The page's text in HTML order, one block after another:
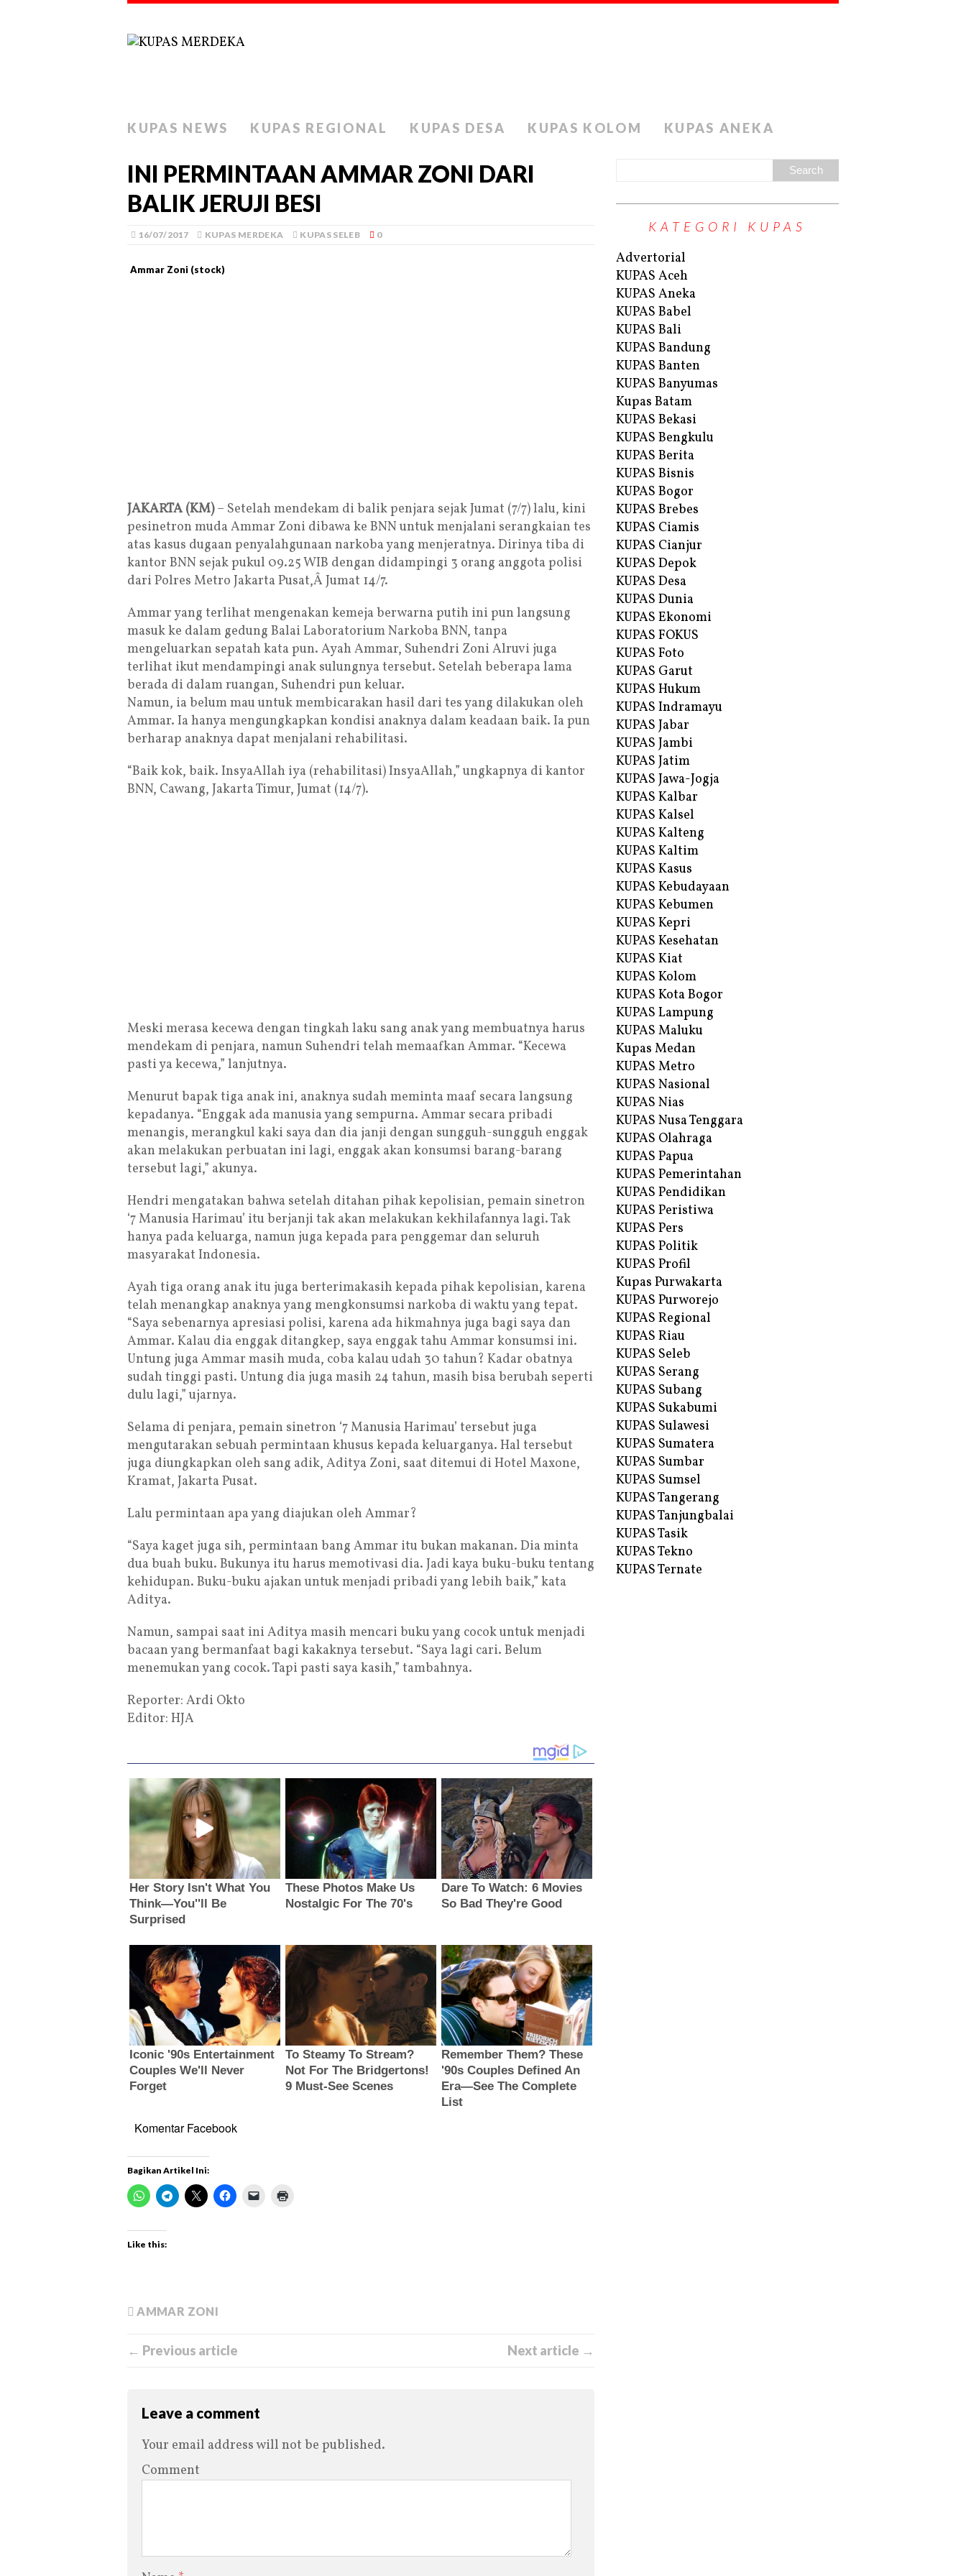
KUPAS NEWS KUPAS REGIONAL KUPAS DESA KUPAS KOLOM KUPAS ANEKA
INI PERMINTAAN AMMAR ZONI DARI
BALIK JERUJI BESI
16/07/2017 KUPAS MERDEKA KUPAS SELEB 0
Ammar Zoni (stock)
JAKARTA (KM)– Setelah mendekam di balik penjara sejak Jumat (7/7) lalu, kini
pesinetron muda Ammar Zoni dibawa ke BNN untuk menjalani serangkaian tes
atas kasus dugaan penyalahgunaan narkoba yang menjeratnya. Dirinya tiba di
kantor BNN sejak pukul 09.25 WIB dengan didampingi 3 orang anggota polisi
dari Polres Metro Jakarta Pusat,Â Jumat 14/7.
Ammar yang terlihat mengenakan kemeja berwarna putih ini pun langsung
masuk ke dalam gedung Balai Laboratorium Narkoba BNN, tanpa
mengeluarkan sepatah kata pun. Ayah Ammar, Suhendri Zoni Alruvi juga
terlihat ikut mendampingi anak sulungnya tersebut. Setelah beberapa lama
berada di dalam ruangan, Suhendri pun keluar.
Namun, ia belum mau untuk membicarakan hasil dari tes yang dilakukan oleh
Ammar. Ia hanya mengungkapkan kondisi anaknya dalam keadaan baik. Ia pun
berharap anaknya dapat menjalani rehabilitasi.
“Baik kok, baik. InsyaAllah iya (rehabilitasi) InsyaAllah,” ungkapnya di kantor
BNN, Cawang, Jakarta Timur, Jumat (14/7).
Meski merasa kecewa dengan tingkah laku sang anak yang membuatnya harus
mendekam di penjara, namun Suhendri telah memaafkan Ammar. “Kecewa
pasti ya kecewa,” lanjutnya.
Menurut bapak tiga anak ini, anaknya sudah meminta maaf secara langsung
kepadanya. “Enggak ada manusia yang sempurna. Ammar secara pribadi
menangis, merangkul kaki saya dan dia janji dengan sungguh-sungguh enggak
akan melakukan perbuatan ini lagi, enggak akan konsumsi barang-barang
tersebut lagi,” akunya.
Hendri mengatakan bahwa setelah ditahan pihak kepolisian, pemain sinetron
‘7 Manusia Harimau’ itu berjanji tak akan melakukan kekhilafannya lagi. Tak
hanya pada keluarga, namun juga kepada para penggemar dan seluruh
masyarakat Indonesia.
Ayah tiga orang anak itu juga berterimakasih kepada pihak kepolisian, karena
telah menangkap anaknya yang mengkonsumsi narkoba di waktu yang tepat.
“Saya sebenarnya apresiasi polisi, karena ada hikmahnya juga bagi saya dan
Ammar. Kalau dia enggak ditangkep, saya enggak tahu Ammar konsumsi ini.
Untung juga Ammar masih muda, coba kalau udah 30 tahun? Kadar obatnya
sudah tinggi pasti. Untung dia juga masih 24 tahun, masih bisa berubah seperti
dulu lagi,” ujarnya.
Selama di penjara, pemain sinetron ‘7 Manusia Harimau’ tersebut juga
mengutarakan sebuah permintaan khusus kepada keluarganya. Hal tersebut
juga diungkapkan oleh sang adik, Aditya Zoni, saat ditemui di Hotel Maxone,
Kramat, Jakarta Pusat.
Lalu permintaan apa yang diajukan oleh Ammar?
“Saya kaget juga sih, permintaan bang Ammar itu bukan makanan. Dia minta
dua buah buku. Bukunya itu harus memotivasi dia. Jadi kaya buku-buku tentang
kehidupan. Buku-buku ajakan untuk menjadi pribadi yang lebih baik,” kata
Aditya.
Namun, sampai saat ini Aditya masih mencari buku yang cocok untuk menjadi
bacaan yang bermanfaat bagi kakaknya tersebut. “Saya lagi cari. Belum
menemukan yang cocok. Tapi pasti saya kasih,” tambahnya.
Reporter: Ardi Okto
Editor: HJA
Komentar Facebook
Bagikan Artikel Ini:
Like this:
AMMAR ZONI
← Previous article Next article →
Leave a comment
Your email address will not be published.
Comment
KATEGORI KUPAS
Advertorial
KUPAS Aceh
KUPAS Aneka
KUPAS Babel
KUPAS Bali
KUPAS Bandung
KUPAS Banten
KUPAS Banyumas
Kupas Batam
KUPAS Bekasi
KUPAS Bengkulu
KUPAS Berita
KUPAS Bisnis
KUPAS Bogor
KUPAS Brebes
KUPAS Ciamis
KUPAS Cianjur
KUPAS Depok
KUPAS Desa
KUPAS Dunia
KUPAS Ekonomi
KUPAS FOKUS
KUPAS Foto
KUPAS Garut
KUPAS Hukum
KUPAS Indramayu
KUPAS Jabar
KUPAS Jambi
KUPAS Jatim
KUPAS Jawa-Jogja
KUPAS Kalbar
KUPAS Kalsel
KUPAS Kalteng
KUPAS Kaltim
KUPAS Kasus
KUPAS Kebudayaan
KUPAS Kebumen
KUPAS Kepri
KUPAS Kesehatan
KUPAS Kiat
KUPAS Kolom
KUPAS Kota Bogor
KUPAS Lampung
KUPAS Maluku
Kupas Medan
KUPAS Metro
KUPAS Nasional
KUPAS Nias
KUPAS Nusa Tenggara
KUPAS Olahraga
KUPAS Papua
KUPAS Pemerintahan
KUPAS Pendidikan
KUPAS Peristiwa
KUPAS Pers
KUPAS Politik
KUPAS Profil
Kupas Purwakarta
KUPAS Purworejo
KUPAS Regional
KUPAS Riau
KUPAS Seleb
KUPAS Serang
KUPAS Subang
KUPAS Sukabumi
KUPAS Sulawesi
KUPAS Sumatera
KUPAS Sumbar
KUPAS Sumsel
KUPAS Tangerang
KUPAS Tanjungbalai
KUPAS Tasik
KUPAS Tekno
KUPAS Ternate